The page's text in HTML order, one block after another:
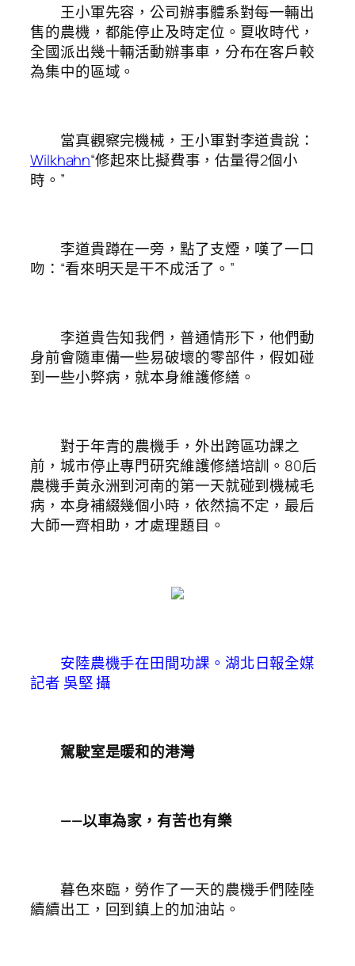
王小軍先容，公司辦事體系對每一輛出
售的農機，都能停止及時定位。夏收時代，
全國派出幾十輛活動辦事車，分布在客戶較
為集中的區域。
當真觀察完機械，王小軍對李道貴說：
Wilkhahn“修起來比擬費事，估量得2個小
時。”
李道貴蹲在一旁，點了支煙，嘆了一口
吻：“看來明天是干不成活了。”
李道貴告知我們，普通情形下，他們動
身前會隨車備一些易破壞的零部件，假如碰
到一些小弊病，就本身維護修繕。
對于年青的農機手，外出跨區功課之
前，城市停止專門研究維護修繕培訓。80后
農機手黃永洲到河南的第一天就碰到機械毛
病，本身補綴幾個小時，依然搞不定，最后
大師一齊相助，才處理題目。
安陸農機手在田間功課。湖北日報全媒
記者 吳堅 攝
駕駛室是暖和的港灣
——以車為家，有苦也有樂
暮色來臨，勞作了一天的農機手們陸陸
續續出工，回到鎮上的加油站。